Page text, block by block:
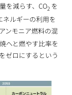
を減らす、CO2 を
ルギーの利用を
ンモニア燃料の混
へと燃やす比率を
をゼロにするという